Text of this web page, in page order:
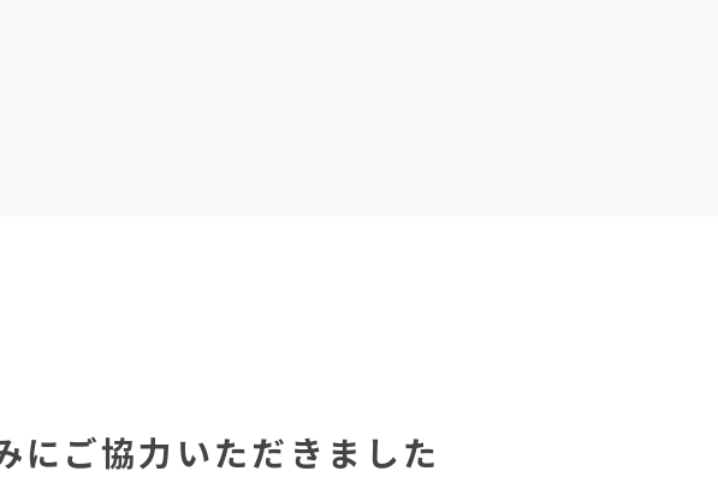
にご協力いただきました